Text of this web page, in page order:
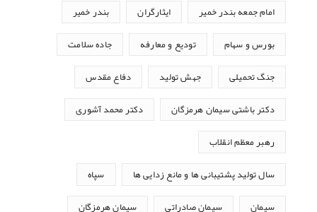
امام جمعه بندر خمیر ایثارگران بندر خمیر
بورس و سهام تودیع و معارفه جاده سلامت
جنگ تحمیلی جهش تولید دفاع مقدس
دکتر باشتی سیمان هرمزگان دکتر محمد آشوری
رهبر معظم انقلاب
سال تولید پشتیبانی ها و مانع زدایی ها سپاه
سیمان سیمان صادراتی سیمان هرمزگان